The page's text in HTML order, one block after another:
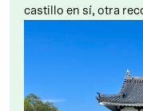
castillo en sí, otra